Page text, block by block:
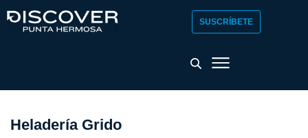
SUSCRÍBETE
Heladería Grido